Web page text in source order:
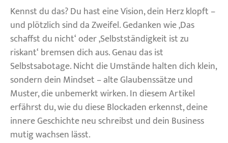
Kennst du das? Du hast eine Vision, dein Herz klopft –
und plötzlich sind da Zweifel. Gedanken wie ‚Das
schaffst du nicht‘ oder ‚Selbstständigkeit ist zu
riskant‘ bremsen dich aus. Genau das ist
Selbstsabotage. Nicht die Umstände halten dich klein,
sondern dein Mindset – alte Glaubenssätze und
Muster, die unbemerkt wirken. In diesem Artikel
erfährst du, wie du diese Blockaden erkennst, deine
innere Geschichte neu schreibst und dein Business
mutig wachsen lässt.